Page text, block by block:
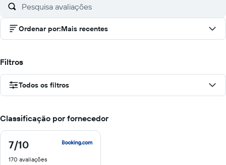
Ordenar por:Mais recentes
Filtros
Todos os filtros
Classificação por fornecedor
7/10
7
de
10
170 avaliações